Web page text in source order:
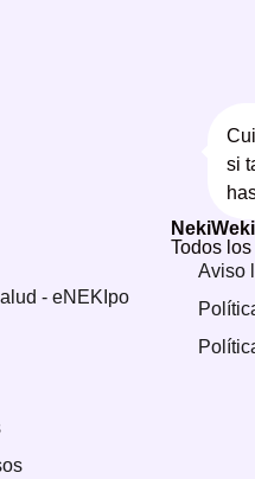
si
- eNEKIpo
Todos
Aviso